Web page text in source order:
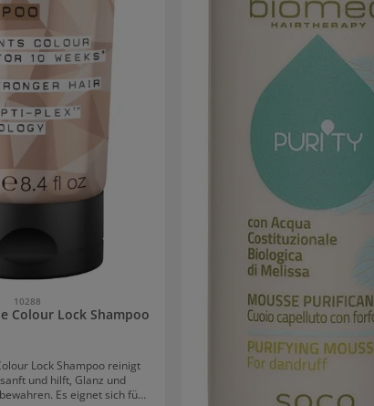
10288
Colour Lock Shampoo
Lock Shampoo reinigt
und hilft, Glanz und
Es eignet sich für